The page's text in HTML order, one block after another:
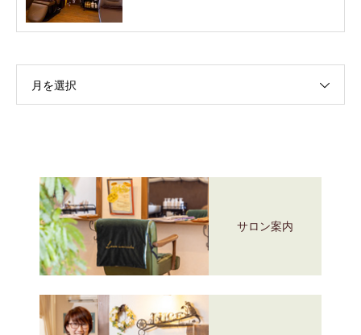
月を選択
サロン案内